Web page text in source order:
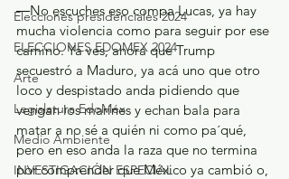
Elecciones presidenciales 2024
ELECCIONES EDOMEX 2024
Arte
Legislatura EdoMéx
Medio Ambiente
INVESTIGACIÓN ESPECIAL
―No escuches eso compa Lucas, ya hay
mucha violencia como para seguir por ese
camino. Ya ves, ahora que Trump
secuestró a Maduro, ya acá uno que otro
loco y despistado anda pidiendo que
vengan los marines y echan bala para
matar a no sé a quién ni como pa´qué,
pero en eso anda la raza que no termina
por comprender que México ya cambió o,